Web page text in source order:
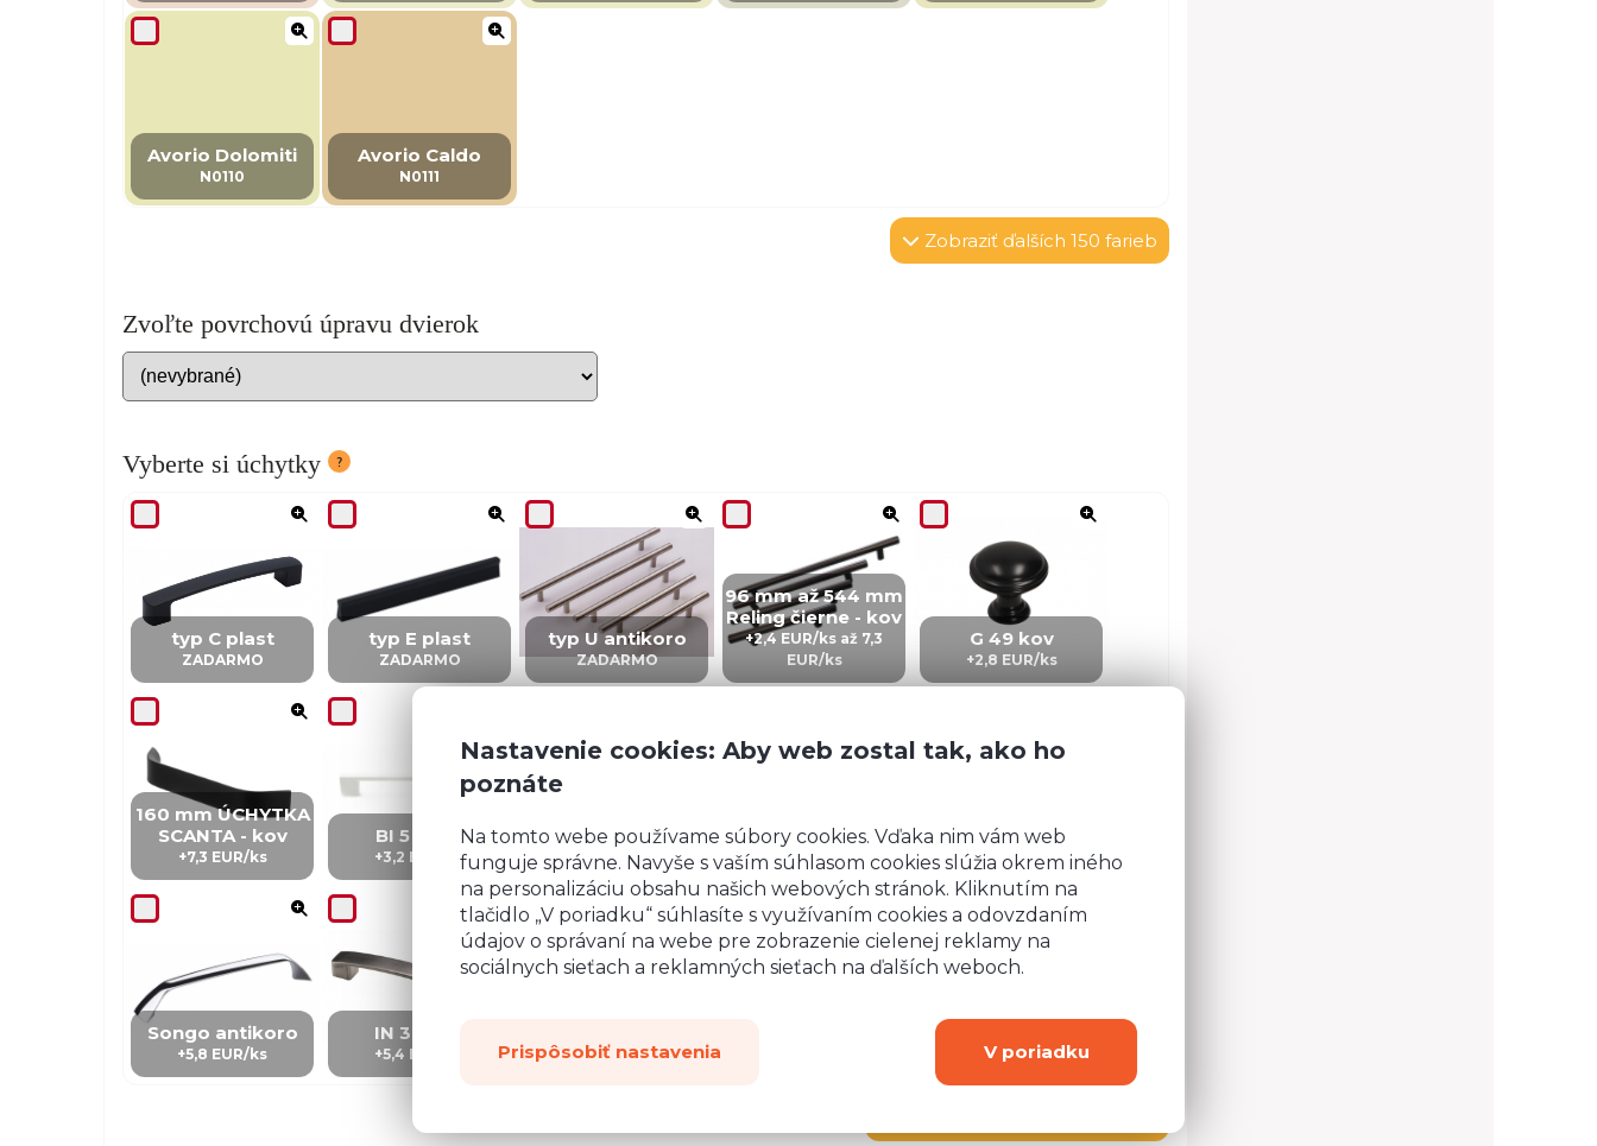
Avorio Dolomiti
N0110
Avorio Caldo
N0111
Zobraziť ďalších 150 farieb
Zvoľte povrchovú úpravu dvierok
Vyberte si úchytky
typ C plast
ZADARMO
typ E plast
ZADARMO
typ U antikoro
ZADARMO
96 mm až 544 mm
Reling čierne - kov
+2,4 EUR/ks až 7,3
EUR/ks
G 49 kov
+2,8 EUR/ks
160 mm ÚCHYTKA
SCANTA - kov
+7,3 EUR/ks
BI 5 – kov
+3,2 EUR/ks
CZ 5 – kov
+4,02 EUR/ks
IN 5 – kov
+4,02 EUR/ks
ZI5 - KOV
+6 EUR/ks
Songo antikoro
+5,8 EUR/ks
IN 3 – kov
+5,4 EUR/Ks
Nastavenie cookies: Aby web zostal tak, ako ho
poznáte
Na tomto webe používame súbory cookies. Vďaka nim vám web
funguje správne. Navyše s vaším súhlasom cookies slúžia okrem iného
na personalizáciu obsahu našich webových stránok. Kliknutím na
tlačidlo „V poriadku“ súhlasíte s využívaním cookies a odovzdaním
údajov o správaní na webe pre zobrazenie cielenej reklamy na
sociálnych sieťach a reklamných sieťach na ďalších weboch.
Prispôsobiť nastavenia V poriadku